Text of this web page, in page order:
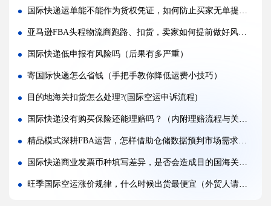
多 SKU 混装托盘空运，如何装箱能减少亚马逊人工分拣拉长上架时长?(国际空运干货知识分享)
国际空运低申报被海关预警，第一次预警还有哪些补救放行办法(外贸人请注意)
美国 5106 备案不全，空派货物一定会被扣吗?(不清楚的跨境电商卖家看过来)
亚马逊入仓排队，空派如何缩短上架等待时间?(亚马逊卖家必看篇)
跨境电商 FBA 空运，自主 VAT 清关和集体包税清关分别适配什么场景（亚马逊卖家请注意）
凌晨落地的红眼航班空运，末端机场分拣会额外拉长多久派送时效?(不清楚的外贸人看过来)
国际空运附加费有哪些（燃油、安检、操作费一览）
国际快递运单能不能作为货权凭证，如何防止买家无单提货（国际快递干货知识分享）
亚马逊FBA头程物流商跑路、扣货，卖家如何提前做好风险防范（亚马逊卖家请注意）
国际快递低申报有风险吗（后果有多严重）
寄国际快递怎么省钱（手把手教你降低运费小技巧）
目的地海关扣货怎么处理?(国际空运申诉流程)
国际快递没有购买保险还能理赔吗？（内附理赔流程与关键要点）
精品模式深耕FBA运营，怎样借助仓储数据预判市场需求变化（亚马逊干货知识分享）
国际快递商业发票币种填写差异，是否会造成目的国海关估值分歧（跨境卖家请注意）
旺季国际空运涨价规律，什么时候出货最便宜（外贸人请注意）